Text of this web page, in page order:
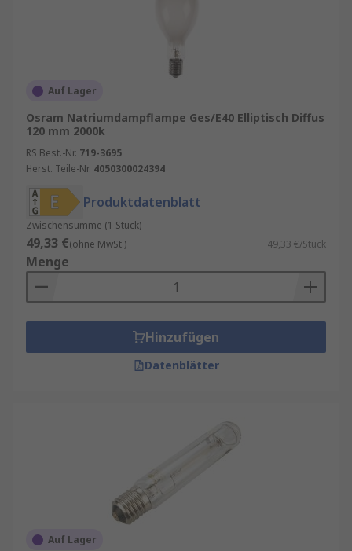
Auf Lager
Osram Natriumdampflampe Ges/E40 Elliptisch Diffus
120 mm 2000k
RS Best.-Nr. 719-3695
Herst. Teile-Nr. 4050300024394
Produktdatenblatt
Zwischensumme (1 Stück)
49,33 €(ohne MwSt.) 49,33 €/Stück
Menge
Hinzufügen
Datenblätter
Auf Lager